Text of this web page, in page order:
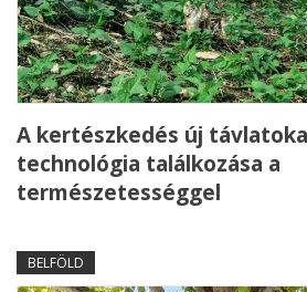
A kertészkedés új
technológia találkozása a
természetességgel
BELFÖLD